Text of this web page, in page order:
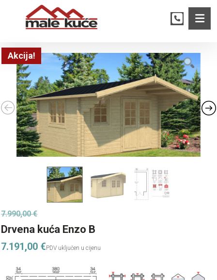
Akcija!
Drvena kuća Enzo B
7.990,00€
7.191,00 €